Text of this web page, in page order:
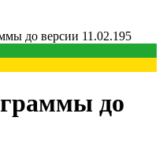
до версии 11.02.195
до